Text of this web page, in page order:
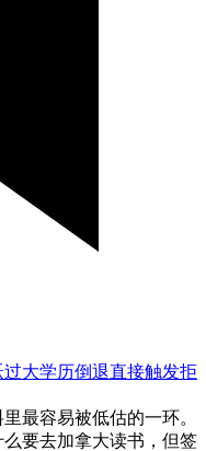
大学历倒退直接触发拒
最容易被低估的一环。
要去加拿大读书，但签